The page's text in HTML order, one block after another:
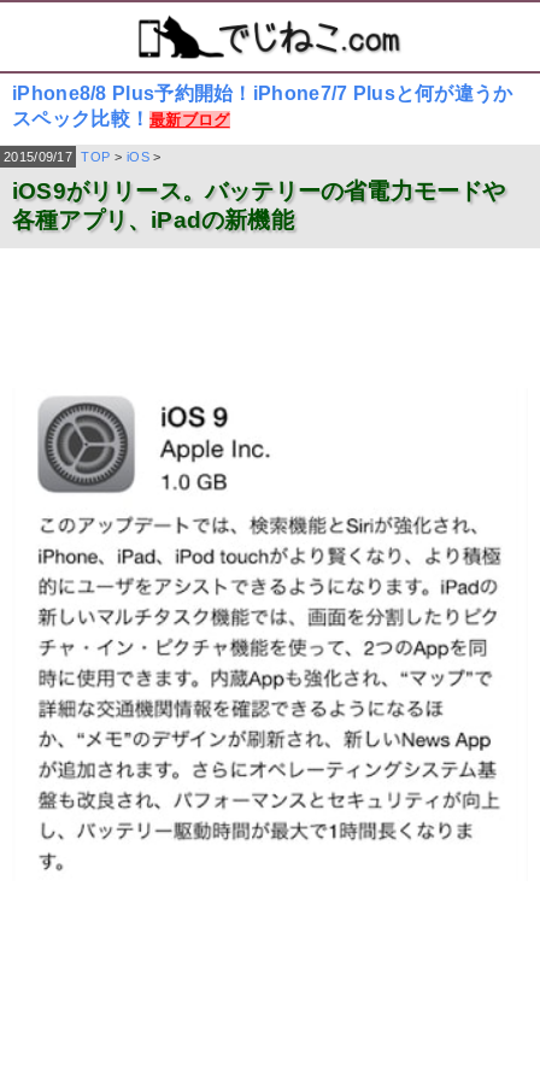
iPhone8/8 Plus予約開始！iPhone7/7 Plusと何が違うか
スペック比較！最新ブログ
2015/09/17 TOP > iOS >
iOS9がリリース。バッテリーの省電力モードや
各種アプリ、iPadの新機能